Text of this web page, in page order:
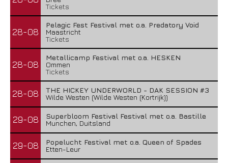
Tickets
28-08
Pelagic Fest Festival met o.a. Predatory Void
Maastricht
Tickets
28-08
Metallicamp Festival met o.a. HESKEN
Ommen
Tickets
28-08
THE HICKEY UNDERWORLD - DAK SESSION #3
Wilde Westen (Wilde Westen (Kortrijk))
29-08
Superbloom Festival Festival met o.a. Bastille
Munchen, Duitsland
29-08
Popelucht Festival met o.a. Queen of Spades
Etten-Leur